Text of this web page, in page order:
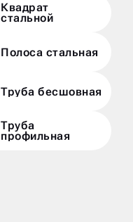
Квадрат
стальной
Полоса стальная
Труба бесшовная
Труба
профильная